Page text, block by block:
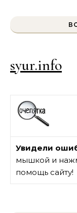
syur.info
Увидели
мышкой и
помощь сайту!